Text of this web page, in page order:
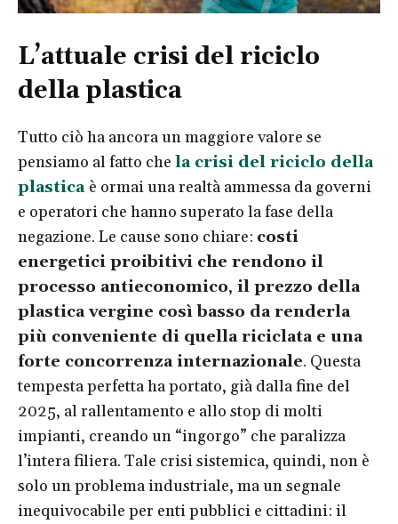
L’attuale crisi del riciclo
della plastica
Tutto ciò ha ancora un maggiore valore se
pensiamo al fatto che la crisi del riciclo della
plastica è ormai una realtà ammessa da governi
e operatori che hanno superato la fase della
negazione. Le cause sono chiare: costi
energetici proibitivi che rendono il
processo antieconomico, il prezzo della
plastica vergine così basso da renderla
più conveniente di quella riciclata e una
forte concorrenza internazionale. Questa
tempesta perfetta ha portato, già dalla fine del
2025, al rallentamento e allo stop di molti
impianti, creando un “ingorgo” che paralizza
l’intera filiera. Tale crisi sistemica, quindi, non è
solo un problema industriale, ma un segnale
inequivocabile per enti pubblici e cittadini: il